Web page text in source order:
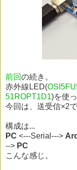
前回の続き。
赤外線LED(
51ROPT1D1)を使
今回は、送受信×2
構成は...
PC <---Serial--->
--> PC
こんな感じ。